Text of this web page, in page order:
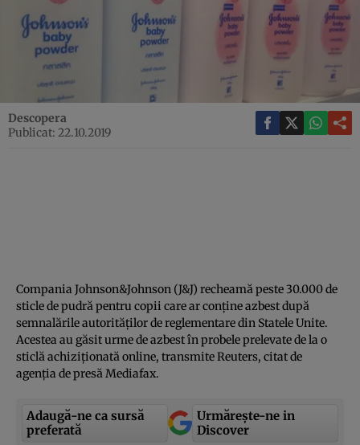
Descopera
Publicat: 22.10.2019
Compania Johnson&Johnson (J&J) recheamă peste 30.000 de
sticle de pudră pentru copii care ar conţine azbest după
semnalările autorităţilor de reglementare din Statele Unite.
Acestea au găsit urme de azbest în probele prelevate de la o
sticlă achiziţionată online, transmite Reuters, citat de
agenţia de presă Mediafax.
Adaugă-ne ca sursă
preferată
Urmărește-ne in
Discover